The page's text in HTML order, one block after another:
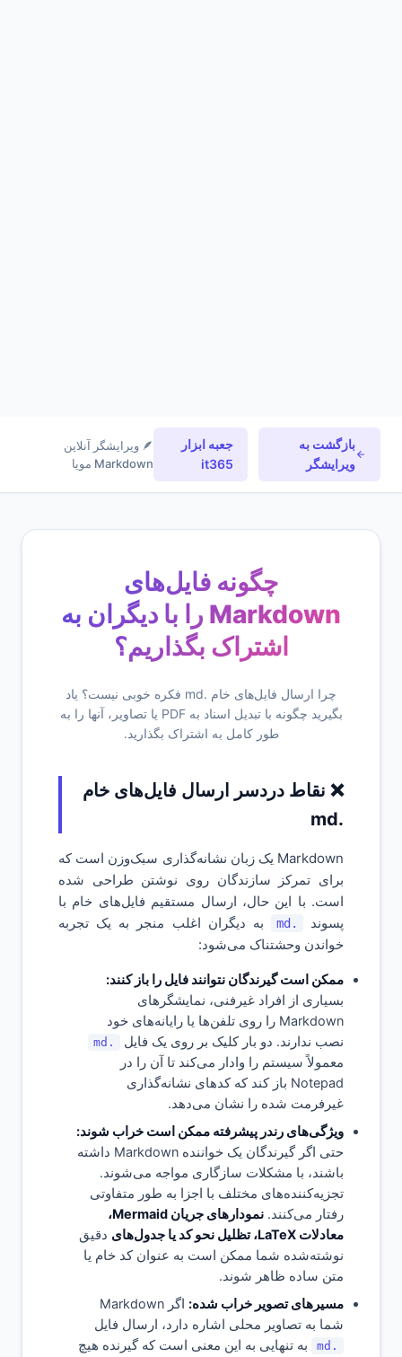
بازگشت به
ویرایشگر
جعبه ابزار
it365
🪶 ویرایشگر آنلاین
Markdown مویا
چگونه فایل‌های
Markdown را با دیگران به
اشتراک بگذاریم؟
چرا ارسال فایل‌های خام .md فکره خوبی نیست؟ یاد
بگیرید چگونه با تبدیل اسناد به PDF یا تصاویر، آنها را به
طور کامل به اشتراک بگذارید.
❌ نقاط دردسر ارسال فایل‌های خام
.md
Markdown یک زبان نشانه‌گذاری سبک‌وزن است که
برای تمرکز سازندگان روی نوشتن طراحی شده
است. با این حال، ارسال مستقیم فایل‌های خام با
پسوند
.md
به دیگران اغلب منجر به یک تجربه
خواندن وحشتناک می‌شود:
ممکن است گیرندگان نتوانند فایل را باز کنند:
بسیاری از افراد غیرفنی، نمایشگرهای
Markdown را روی تلفن‌ها یا رایانه‌های خود
نصب ندارند. دو بار کلیک بر روی یک فایل
.md
معمولاً سیستم را وادار می‌کند تا آن را در
Notepad باز کند که کدهای نشانه‌گذاری
غیرفرمت شده را نشان می‌دهد.
ویژگی‌های رندر پیشرفته ممکن است خراب شوند:
حتی اگر گیرندگان یک خواننده Markdown داشته
باشند، با مشکلات سازگاری مواجه می‌شوند.
تجزیه‌کننده‌های مختلف با اجزا به طور متفاوتی
رفتار می‌کنند.
نمودارهای جریان Mermaid،
معادلات LaTeX، تظلیل نحو کد یا جدول‌های
دقیق
نوشته‌شده شما ممکن است به عنوان کد خام یا
متن ساده ظاهر شوند.
مسیرهای تصویر خراب شده:
اگر Markdown
شما به تصاویر محلی اشاره دارد، ارسال فایل
.md
به تنهایی به این معنی است که گیرنده هیچ